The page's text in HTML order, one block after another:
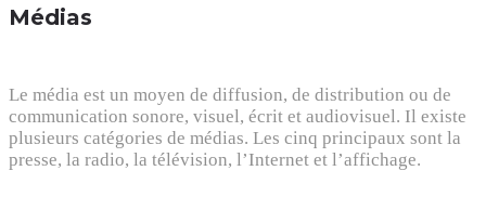
Médias
Le média est un moyen de diffusion, de distribution ou de
communication sonore, visuel, écrit et audiovisuel. Il existe
plusieurs catégories de médias. Les cinq principaux sont la
presse, la radio, la télévision, l’Internet et l’affichage.